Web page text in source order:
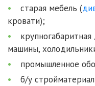
старая мебель (
кровати);
машины,
промышленное
б/у